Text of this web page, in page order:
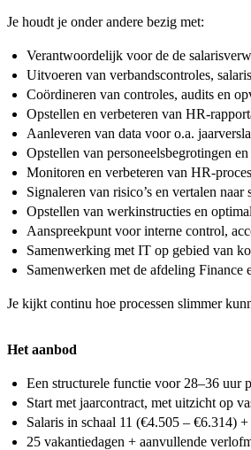
Je houdt je onder andere bezig met:
Verantwoordelijk voor de de
Uitvoeren van verbandscontroles,
Coördineren van controles, audits en
Opstellen en verbeteren van HR-
Aanleveren van data voor o.a.
Opstellen van personeelsbegrotingen
Monitoren en verbeteren van HR-
Signaleren van risico’s en vertalen naar
Opstellen van werkinstructies en
Aanspreekpunt voor interne control,
Samenwerking met IT op gebied van
Samenwerken met de afdeling Finance
Je kijkt continu hoe processen slimmer
Het aanbod
Een structurele functie voor 28–36 uur
Start met jaarcontract, met uitzicht op
Salaris in schaal 11 (€4.505 – €6.314)
25 vakantiedagen + aanvullende